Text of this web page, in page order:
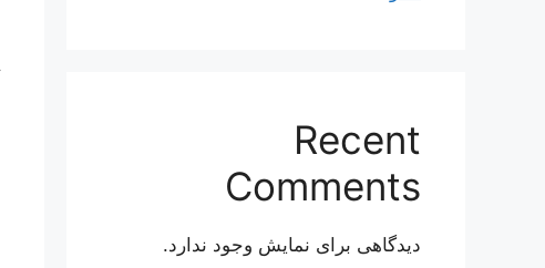
Recent
Comments
دیدگاهی برای نمایش وجود ندارد.